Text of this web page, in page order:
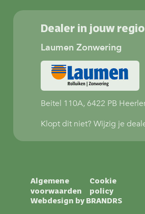
Dealer in jouw regio
Laumen Zonwering
Beitel 110A, 6422 PB
Klopt dit niet? Wijzig je
Cookie
policy
Algemene
voorwaarden
Webdesign by BRANDRS